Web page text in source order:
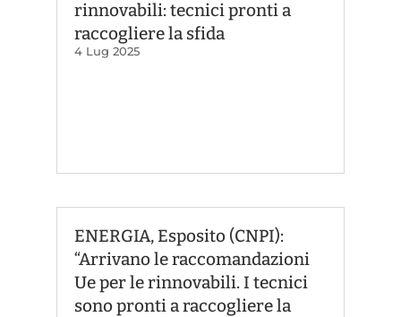
rinnovabili: tecnici pronti a
raccogliere la sfida
4 Lug 2025
ENERGIA, Esposito (CNPI):
“Arrivano le raccomandazioni
Ue per le rinnovabili. I tecnici
sono pronti a raccogliere la